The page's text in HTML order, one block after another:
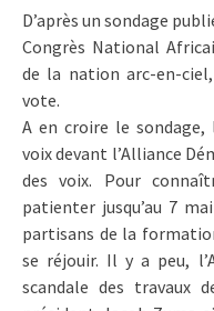
D’après un sondage
Congrès National
de la nation arc-en-
vote.
A en croire le sondage,
voix devant l’Alliance
des voix. Pour
patienter jusqu’au 7
partisans de la
se réjouir. Il y a peu,
scandale des travaux